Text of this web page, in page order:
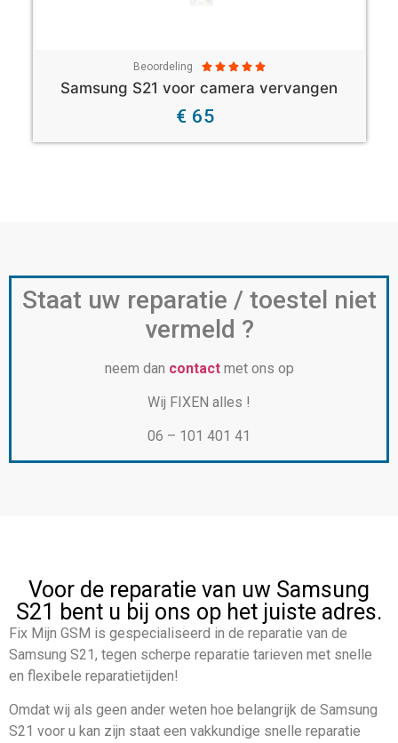
Beoordeling     
Samsung S21 voor camera vervangen
€ 65
Staat uw reparatie / toestel niet
vermeld ?
neem dan contactmet ons op
Wij FIXEN alles !
06 – 101 401 41
Voor de reparatie van uw Samsung
S21 bent u bij ons op het juiste adres.
Fix Mijn GSM is gespecialiseerd in de reparatie van de
Samsung S21, tegen scherpe reparatie tarieven met snelle
en flexibele reparatietijden!
Omdat wij als geen ander weten hoe belangrijk de Samsung
S21 voor u kan zijn staat een vakkundige snelle reparatie